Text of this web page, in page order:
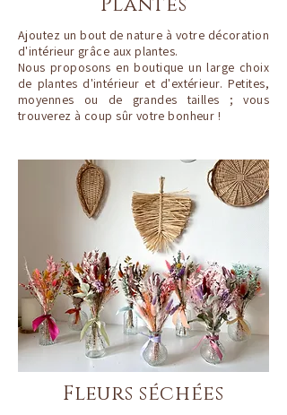
Ajoutez un bout de nature à votre décoration
d'intérieur grâce aux plantes.
Nous proposons en boutique un large choix
de plantes d'intérieur et d'extérieur. Petites,
moyennes ou de grandes tailles ; vous
trouverez à coup sûr votre bonheur !
Fleurs séchées